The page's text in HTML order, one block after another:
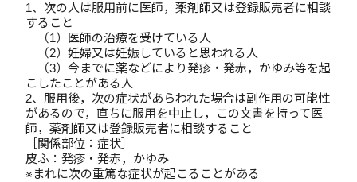
1、次の人は服用前に医師，薬剤師又は登録販売者に相談
すること
（1）医師の治療を受けている人
（2）妊婦又は妊娠していると思われる人
（3）今までに薬などにより発疹・発赤，かゆみ等を起
こしたことがある人
2、服用後，次の症状があらわれた場合は副作用の可能性
があるので，直ちに服用を中止し，この文書を持って医
師，薬剤師又は登録販売者に相談すること
［関係部位：症状］
皮ふ：発疹・発赤，かゆみ
※まれに次の重篤な症状が起こることがある